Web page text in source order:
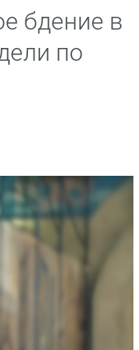
бдение в
по